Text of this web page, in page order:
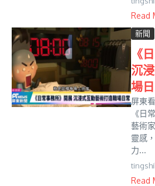
Read
新聞
《
沉
場
屏東
《日
藝術
靈感
力...
Read